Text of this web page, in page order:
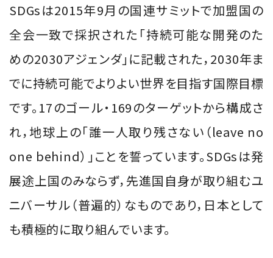
SDGsは2015年9月の国連サミットで加盟国の
全会一致で採択された「持続可能な開発のた
めの2030アジェンダ」に記載された，2030年ま
でに持続可能でよりよい世界を目指す国際目標
です。17のゴール・169のターゲットから構成さ
れ，地球上の「誰一人取り残さない（leave no
one behind）」ことを誓っています。SDGsは発
展途上国のみならず，先進国自身が取り組むユ
ニバーサル（普遍的）なものであり，日本として
も積極的に取り組んでいます。